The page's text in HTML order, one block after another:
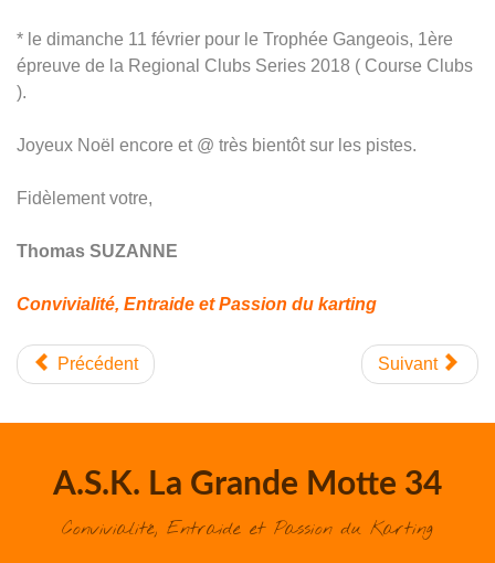
* le dimanche 11 février pour le Trophée Gangeois, 1ère
épreuve de la Regional Clubs Series 2018 ( Course Clubs
).
Joyeux Noël encore et @ très bientôt sur les pistes.
Fidèlement votre,
Thomas SUZANNE
Convivialité, Entraide et Passion du karting
Précédent Suivant
A.S.K. La Grande Motte 34
Convivialité, Entraide et Passion du Karting